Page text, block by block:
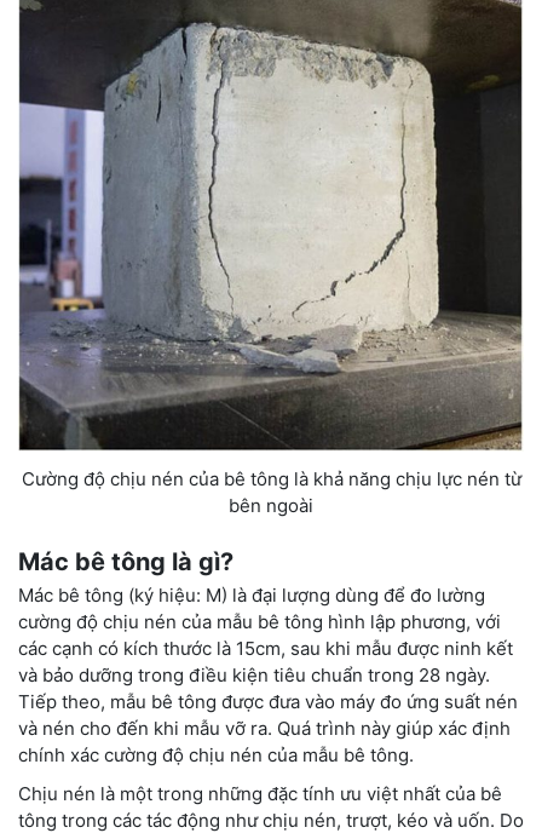
Cường độ chịu nén của bê tông là khả năng chịu lực nén từ
bên ngoài
Mác bê tông là gì?
Mác bê tông (ký hiệu: M) là đại lượng dùng để đo lường
cường độ chịu nén của mẫu bê tông hình lập phương, với
các cạnh có kích thước là 15cm, sau khi mẫu được ninh kết
và bảo dưỡng trong điều kiện tiêu chuẩn trong 28 ngày.
Tiếp theo, mẫu bê tông được đưa vào máy đo ứng suất nén
và nén cho đến khi mẫu vỡ ra. Quá trình này giúp xác định
chính xác cường độ chịu nén của mẫu bê tông.
Chịu nén là một trong những đặc tính ưu việt nhất của bê
tông trong các tác động như chịu nén, trượt, kéo và uốn. Do